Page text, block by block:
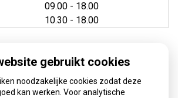
09.00 - 18.00
10.30 - 18.00
gebruikt cookies
noodzakelijke cookies zodat deze
kan werken. Voor analytische